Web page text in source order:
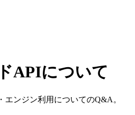
APIについて
ンジン利用についてのQ&A。